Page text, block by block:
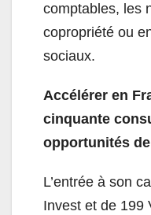
comptables, les
copropriété ou
sociaux.
Accélérer en
cinquante
opportunités
L’entrée à son
Invest et de 199